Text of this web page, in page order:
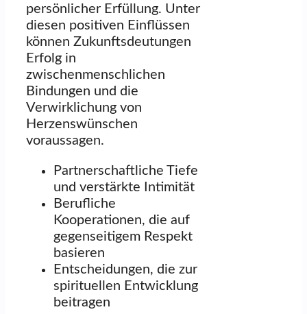
persönlicher Erfüllung. Unter
diesen positiven Einflüssen
können Zukunftsdeutungen
Erfolg in
zwischenmenschlichen
Bindungen und die
Verwirklichung von
Herzenswünschen
voraussagen.
Partnerschaftliche Tiefe
und verstärkte Intimität
Berufliche
Kooperationen, die auf
gegenseitigem Respekt
basieren
Entscheidungen, die zur
spirituellen Entwicklung
beitragen